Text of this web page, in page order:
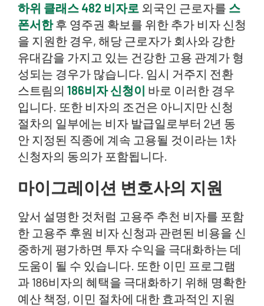
하위 클래스 482 비자로 외국인 근로자를 스
폰서한후 영주권 확보를 위한 추가 비자 신청
을 지원한 경우, 해당 근로자가 회사와 강한
유대감을 가지고 있는 건강한 고용 관계가 형
성되는 경우가 많습니다. 임시 거주지 전환
스트림의 186비자 신청이 바로 이러한 경우
입니다. 또한 비자의 조건은 아니지만 신청
절차의 일부에는 비자 발급일로부터 2년 동
안 지정된 직종에 계속 고용될 것이라는 1차
신청자의 동의가 포함됩니다.
마이그레이션 변호사의 지원
앞서 설명한 것처럼 고용주 추천 비자를 포함
한 고용주 후원 비자 신청과 관련된 비용을 신
중하게 평가하면 투자 수익을 극대화하는 데
도움이 될 수 있습니다. 또한 이민 프로그램
과 186비자의 혜택을 극대화하기 위해 명확한
예산 책정, 이민 절차에 대한 효과적인 지원